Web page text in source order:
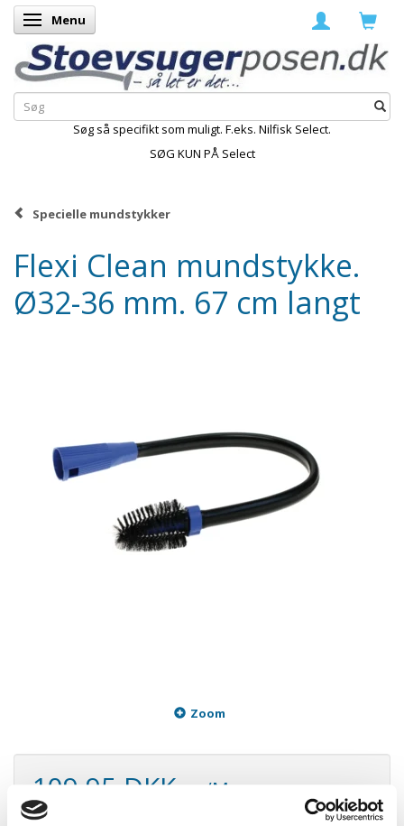
Skifte navigation
Menu
Søg så specifikt som muligt. F.eks. Nilfisk Select.
SØG KUN PÅ Select
Specielle mundstykker
Flexi Clean mundstykke.
Ø32-36 mm. 67 cm langt
Zoom
109,95 DKK m/Moms
Plus leveringsomkostninger. 39,00 til pakkehops. Fri fragt til